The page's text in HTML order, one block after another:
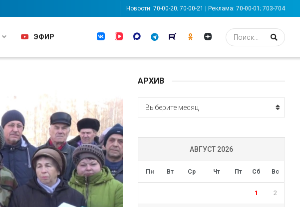
Новости: 70-00-20; 70-00-21 | Реклама: 70-00-01; 703-704
ЭФИР
АРХИВ
АРХИВ
Выберите месяц
АВГУСТ 2026
Пн Вт Ср Чт Пт Сб Вс
1 2